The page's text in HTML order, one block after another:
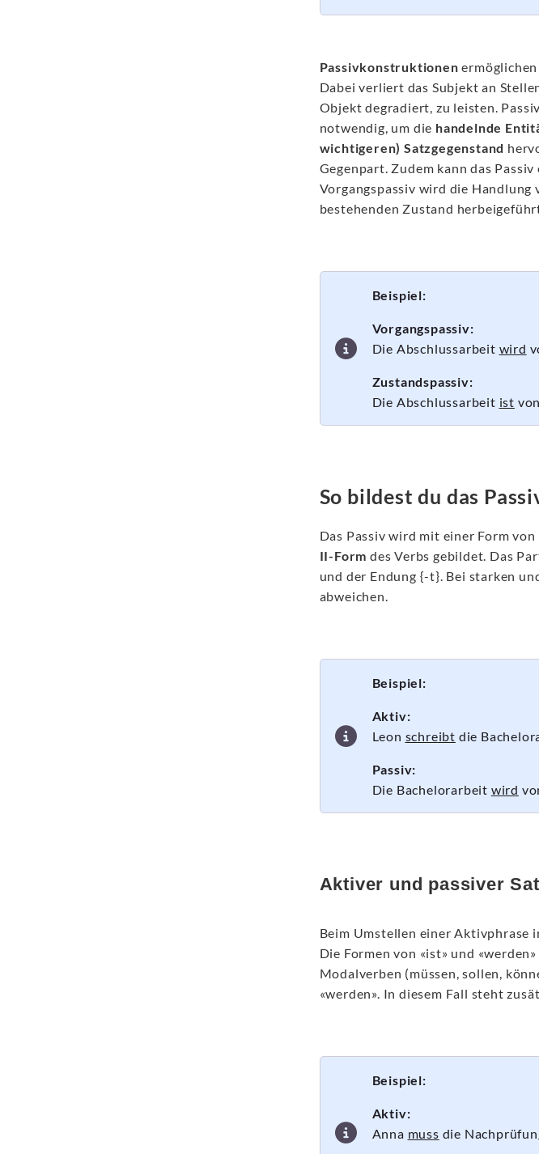
Passivkonstruktionen
Dabei verliert das Subjekt an
Objekt degradiert, zu leisten.
notwendig, um die handelnde
wichtigeren) Satzgegenstand
Gegenpart. Zudem kann das
Vorgangspassiv wird die
bestehenden Zustand
Beispiel:
Vorgangspassiv:
Die Abschlussarbeit wird
Zustandspassiv:
Die Abschlussarbeit ist
So bildest du das
Das Passiv wird mit einer Form von
II-Form des Verbs gebildet. Das
und der Endung {-t}. Bei starken
abweichen.
Beispiel:
Aktiv:
Leon schreibt die
Passiv:
Die Bachelorarbeit wird
Aktiver und passiver
Beim Umstellen einer Aktivphrase
Die Formen von «ist» und
Modalverben (müssen, sollen,
«werden». In diesem Fall steht
Beispiel:
Aktiv:
Anna muss die